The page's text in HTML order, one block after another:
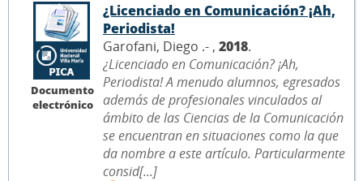
Documento
electrónico
¿Licenciado en Comunicación? ¡Ah,
Periodista!
Garofani, Diego .- , 2018.
¿Licenciado en Comunicación? ¡Ah,
Periodista! A menudo alumnos, egresados
además de profesionales vinculados al
ámbito de las Ciencias de la Comunicación
se encuentran en situaciones como la que
da nombre a este artículo. Particularmente
consid[...]